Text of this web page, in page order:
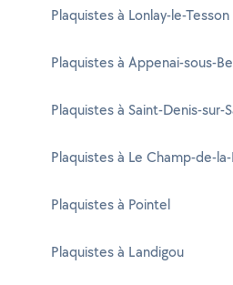
Plaquistes à Lonlay-le-Tesson
Plaquistes à Appenai-sous-
Plaquistes à Saint-Denis-sur-
Plaquistes à Le Champ-de-
Plaquistes à Pointel
Plaquistes à Landigou